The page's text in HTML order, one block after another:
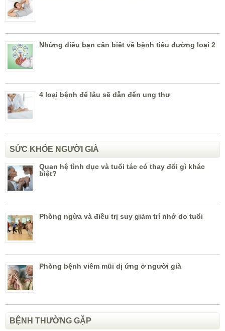
Những điều bạn cần biết về bệnh tiểu đường loại 2
4 loại bệnh để lâu sẽ dẫn đến ung thư
SỨC KHỎE NGƯỜI GIÀ
Quan hệ tình dục và tuổi tác có thay đổi gì khác
biệt?
Phòng ngừa và điều trị suy giảm trí nhớ do tuổi
Phòng bệnh viêm mũi dị ứng ở người già
BỆNH THƯỜNG GẶP